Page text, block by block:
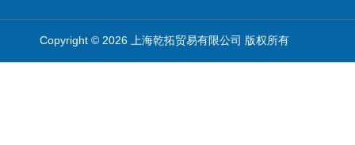
Copyright © 2026 上海乾拓贸易有限公司 版权所有